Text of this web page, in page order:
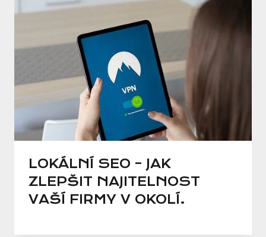
LOKÁLNÍ SEO – JAK
ZLEPŠIT NAJITELNOST
VAŠÍ FIRMY V OKOLÍ.